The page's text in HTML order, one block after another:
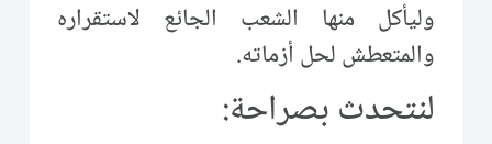
وليأكل منها الشعب الجائع لاستقراره
والمتعطش لحل أزماته.
لنتحدث بصراحة: